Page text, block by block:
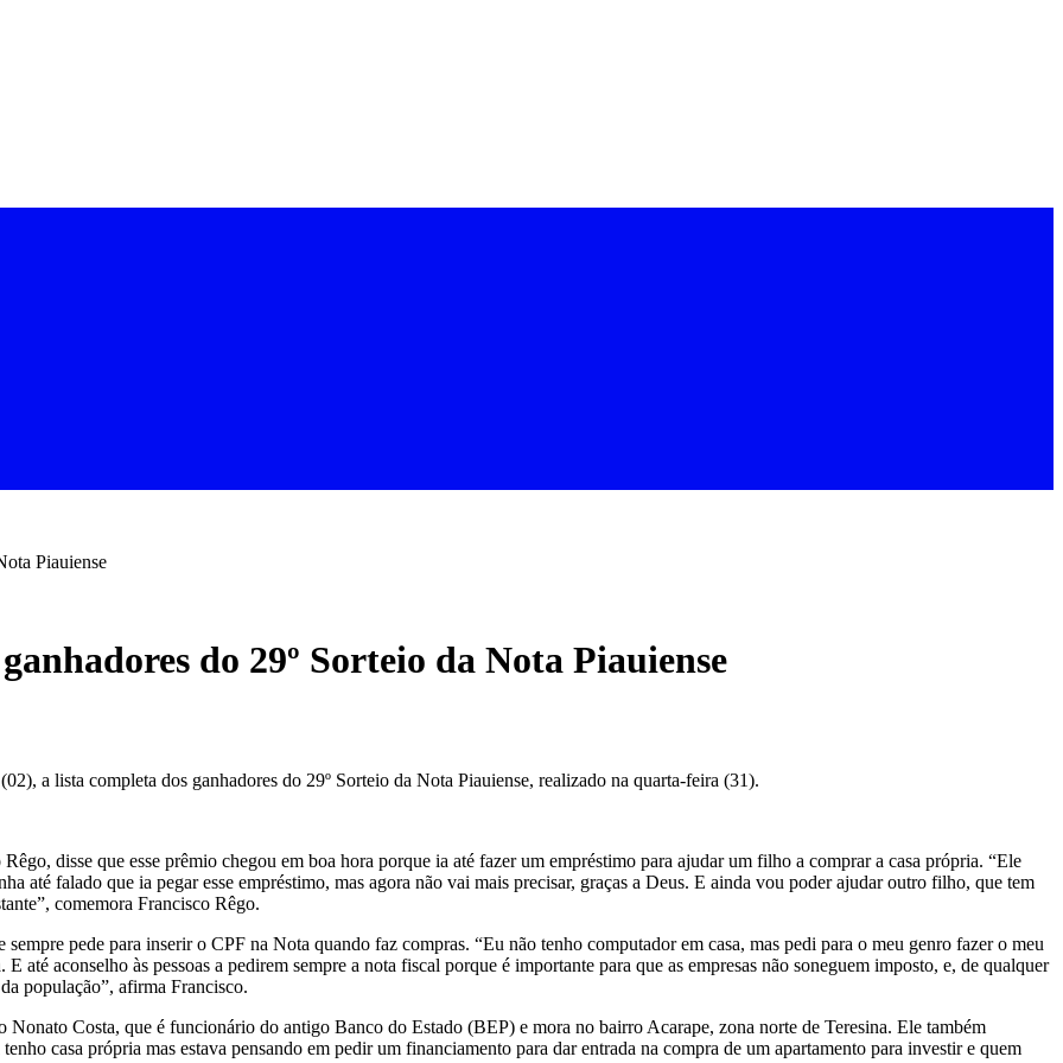
Piauiense
do 29º Sorteio da Nota Piauiense
a lista completa dos ganhadores do 29º Sorteio da Nota Piauiense, realizado na quarta-feira (31).
disse que esse prêmio chegou em boa hora porque ia até fazer um empréstimo para ajudar um filho a comprar a casa própria. “Ele
até falado que ia pegar esse empréstimo, mas agora não vai mais precisar, graças a Deus. E ainda vou poder ajudar outro filho, que tem
comemora Francisco Rêgo.
pede para inserir o CPF na Nota quando faz compras. “Eu não tenho computador em casa, mas pedi para o meu genro fazer o meu
até aconselho às pessoas a pedirem sempre a nota fiscal porque é importante para que as empresas não soneguem imposto, e, de qualquer
população”, afirma Francisco.
Costa, que é funcionário do antigo Banco do Estado (BEP) e mora no bairro Acarape, zona norte de Teresina. Ele também
casa própria mas estava pensando em pedir um financiamento para dar entrada na compra de um apartamento para investir e quem